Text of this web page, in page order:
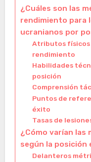
¿Cuáles son las
rendimiento para
ucranianos por
Atributos físicos
rendimiento
Habilidades
posición
Comprensión
Puntos de
éxito
Tasas de
¿Cómo varían las
según la posición
Delanteros